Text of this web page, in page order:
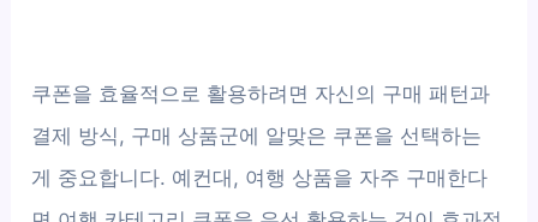
쿠폰을 효율적으로 활용하려면 자신의 구매 패턴과
결제 방식, 구매 상품군에 알맞은 쿠폰을 선택하는
게 중요합니다. 예컨대, 여행 상품을 자주 구매한다